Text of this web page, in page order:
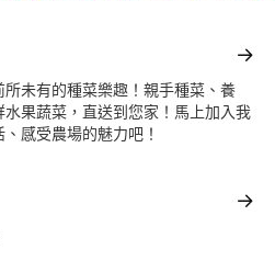
未有的種菜樂趣！親手種菜、養
果蔬菜，直送到您家！馬上加入我
感受農場的魅力吧！